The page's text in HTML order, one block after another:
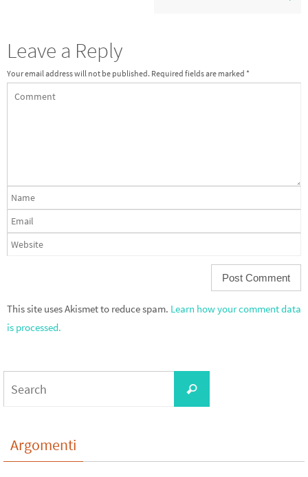
Leave a Reply
Your email address will not be published. Required fields are marked *
This site uses Akismet to reduce spam. Learn how your comment data
is processed.
Search
Argomenti